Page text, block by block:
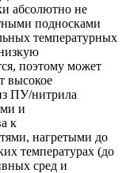
абсолютно не
подносками
температурных
поэтому может
высокое
ПУ/нитрила
и
к
нагретыми до
температурах (до
сред и